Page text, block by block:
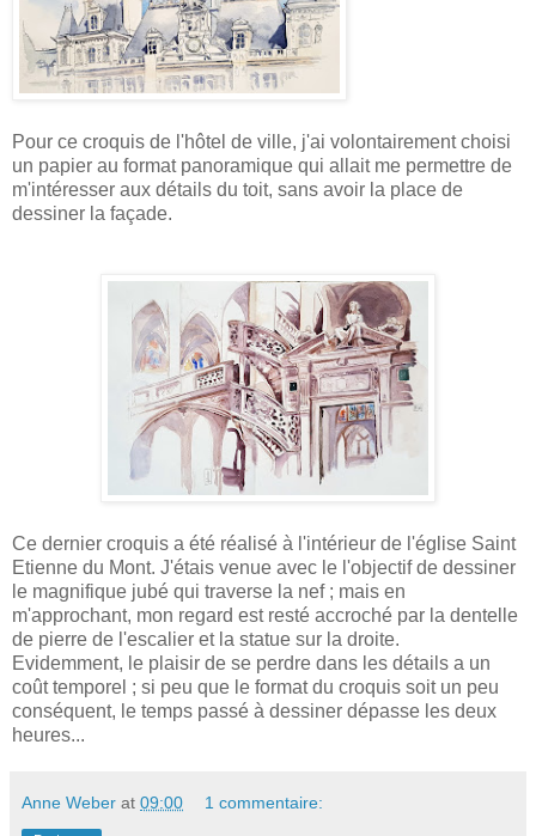
Pour ce croquis de l'hôtel de ville, j'ai volontairement choisi
un papier au format panoramique qui allait me permettre de
m'intéresser aux détails du toit, sans avoir la place de
dessiner la façade.
Ce dernier croquis a été réalisé à l'intérieur de l'église Saint
Etienne du Mont. J'étais venue avec le l'objectif de dessiner
le magnifique jubé qui traverse la nef ; mais en
m'approchant, mon regard est resté accroché par la dentelle
de pierre de l'escalier et la statue sur la droite.
Evidemment, le plaisir de se perdre dans les détails a un
coût temporel ; si peu que le format du croquis soit un peu
conséquent, le temps passé à dessiner dépasse les deux
heures...
Anne Weber at 09:00 1 commentaire: